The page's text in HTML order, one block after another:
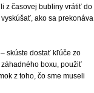
z časovej bubliny vrátiť do
ako sa prekonáva
skúste dostať kľúče zo
boxu, použiť
z toho, čo sme museli